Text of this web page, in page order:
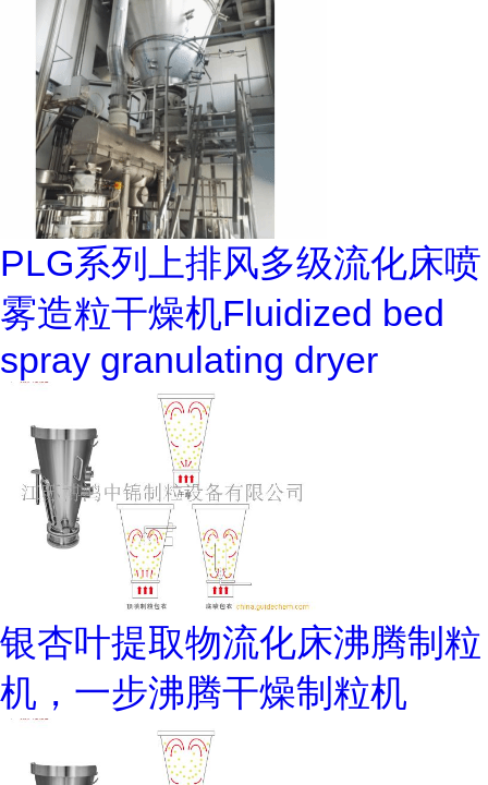
PLG系列上排风多级流化床喷
雾造粒干燥机Fluidized bed
spray granulating dryer
银杏叶提取物流化床沸腾制粒
机，一步沸腾干燥制粒机